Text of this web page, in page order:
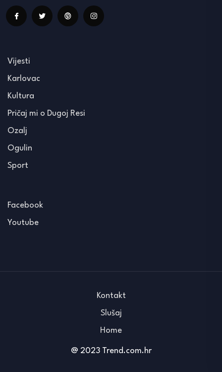
Vijesti
Karlovac
Kultura
Pričaj mi o Dugoj Resi
Ozalj
Ogulin
Sport
Facebook
Youtube
@ 2023 Trend.com.hr
Kontakt
Slušaj
Home